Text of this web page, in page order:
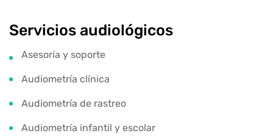
Servicios audiológicos
Asesoría y soporte
Audiometría clínica
Audiometría de rastreo
Audiometría infantil y escolar